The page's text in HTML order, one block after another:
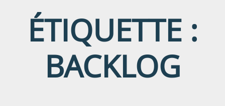
ÉTIQUETTE :
BACKLOG